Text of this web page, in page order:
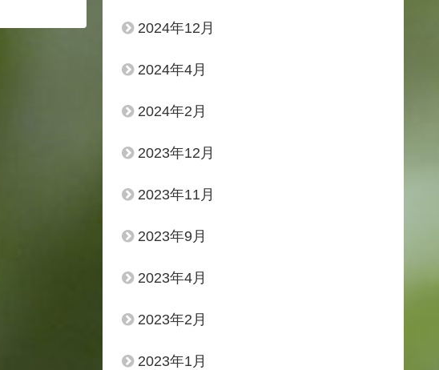
2024年12月
2024年4月
2024年2月
2023年12月
2023年11月
2023年9月
2023年4月
2023年2月
2023年1月